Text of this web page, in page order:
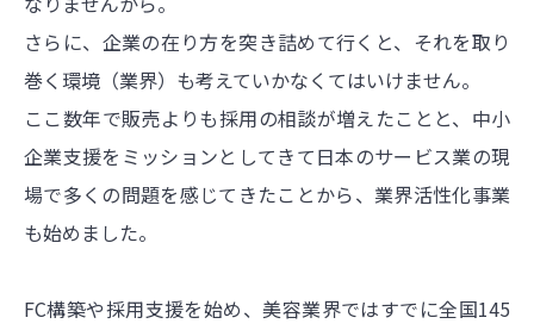
さらに、企業の在り方を突き詰めて行くと、それを取り
巻く環境（業界）も考えていかなくてはいけません。
ここ数年で販売よりも採用の相談が増えたことと、中小
企業支援をミッションとしてきて日本のサービス業の現
場で多くの問題を感じてきたことから、業界活性化事業
も始めました。
FC構築や採用支援を始め、美容業界ではすでに全国145